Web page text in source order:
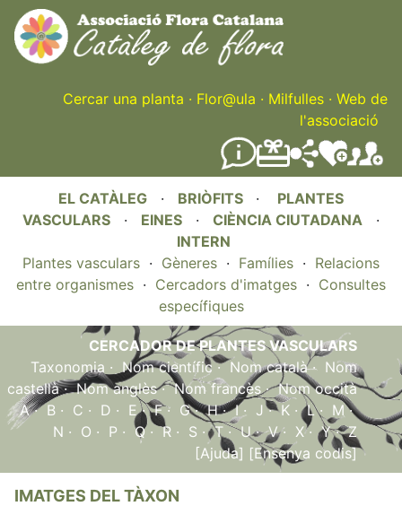
Skip
to
main
content
Cercar una planta · Flor@ula · Milfulles · Web de
l'associació
EL CATÀLEG · BRIÒFITS · PLANTES
VASCULARS · EINES · CIÈNCIA CIUTADANA ·
INTERN
Plantes vasculars · Gèneres · Famílies · Relacions
entre organismes · Cercadors d'imatges · Consultes
específiques
CERCADOR DE PLANTES VASCULARS
Taxonomia · Nom científic·Nom català· Nom
castellà·Nom anglès·Nom francès·Nom occità
A·B · C · D · E·F· G·H·I· J ·K ·L· M·
N · O · P · Q·R · S ·T ·U·V· X·Y·Z
[Ajuda] [Ensenya codis]
IMATGES DEL TÀXON